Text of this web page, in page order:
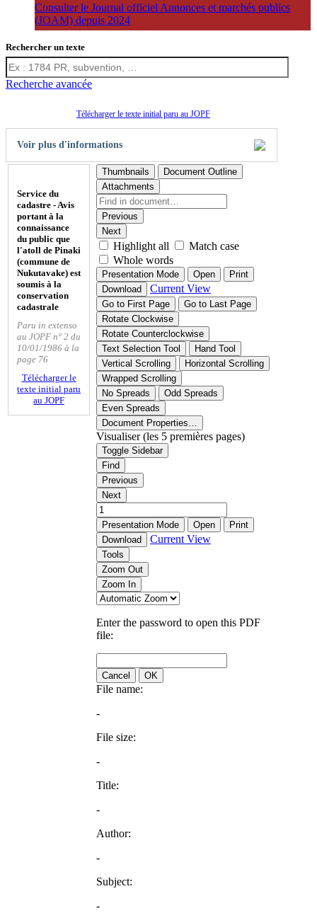
Consulter le Journal officiel Annonces et marchés publics
(JOAM) depuis 2024
Rechercher un texte
Recherche avancée
Télécharger le texte initial paru au JOPF
Voir plus d'informations
Service du
cadastre - Avis
portant à la
connaissance
du public que
l'atoll de Pinaki
(commune de
Nukutavake) est
soumis à la
conservation
cadastrale
Paru in extenso
au JOPF n° 2 du
10/01/1986 à la
page 76
Télécharger le
texte initial paru
au JOPF
Thumbnails
Document Outline
Attachments
Previous
Next
Highlight all
Match case
Whole words
Presentation Mode Open
Print
Download
Current View
Go to First Page
Go to Last Page
Rotate Clockwise
Rotate Counterclockwise
Text Selection Tool
Hand Tool
Vertical Scrolling
Horizontal Scrolling
Wrapped Scrolling
No Spreads
Odd Spreads
Even Spreads
Document Properties…
Visualiser (les 5 premières pages)
Toggle Sidebar
Find
Previous
Next
Presentation Mode Open
Print
Download
Current View
Tools
Zoom Out
Zoom In
Enter the password to open this PDF
file:
Cancel OK
File name:
-
File size:
-
Title:
-
Author:
-
Subject:
-